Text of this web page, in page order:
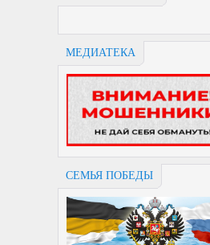
МЕДИАТЕКА
СЕМЬЯ ПОБЕДЫ